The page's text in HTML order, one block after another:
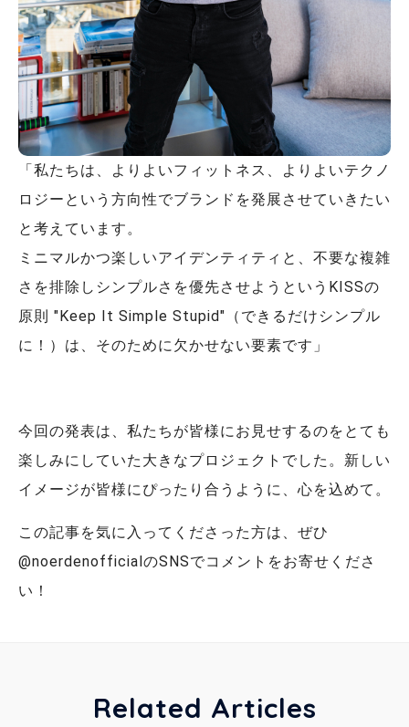
「私たちは、よりよいフィットネス、よりよいテクノ
ロジーという方向性でブランドを発展させていきたい
と考えています。
ミニマルかつ楽しいアイデンティティと、不要な複雑
さを排除しシンプルさを優先させようというKISSの
原則 "Keep It Simple Stupid"（できるだけシンプル
に！）は、そのために欠かせない要素です」
今回の発表は、私たちが皆様にお見せするのをとても
楽しみにしていた大きなプロジェクトでした。新しい
イメージが皆様にぴったり合うように、心を込めて。
この記事を気に入ってくださった方は、ぜひ
@noerdenofficialのSNSでコメントをお寄せくださ
い！
Related Articles